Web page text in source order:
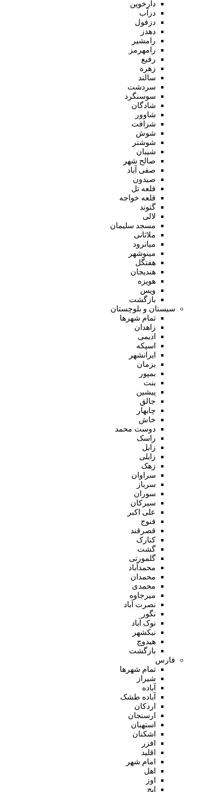
دارخوین
دزآب
دزفول
دهدز
رامشیر
رامهرمز
رفیع
زهره
سالند
سردشت
سوسنگرد
شادگان
شاوور
شرافت
شوش
شوشتر
شیبان
صالح شهر
صفی آباد
صیدون
قلعه تل
قلعه خواجه
گتوند
لالی
مسجد سلیمان
ملاثانی
میانرود
مینوشهر
هفتگل
هندیجان
هویزه
ویس
بازگشت
سیستان و بلوچستان
تمام شهر‌ها
زاهدان
ادیمی
اسپکه
ایرانشهر
بزمان
بمپور
بنت
پیشین
جالق
چابهار
خاش
دوست محمد
راسک
زابل
زابلی
زهک
سراوان
سرباز
سوران
سیرکان
علی اکبر
فنوج
قصرقند
کنارک
گشت
گلمورتی
محمدآباد
محمدان
محمدی
میرجاوه
نصرت آباد
نگور
نوک آباد
نیکشهر
هیدوچ
بازگشت
فارس
تمام شهر‌ها
شیراز
آباده
آباده طشک
اردکان
ارسنجان
استهبان
اشکنان
افزر
اقلید
امام شهر
اهل
اوز
ایج